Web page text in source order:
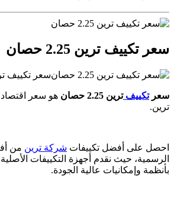
سعر تكييف ترين 2.25 حصان
سعر تكييف ترين
سعرتكييفترين 2.25 حصان
هو سعر
ترين.
احصل على أفضل تكييفات شركة ترين من
الرسمية، حيث نقدم أجهزة التكييفات
بأنظمة وإمكانيات عالية الجودة.